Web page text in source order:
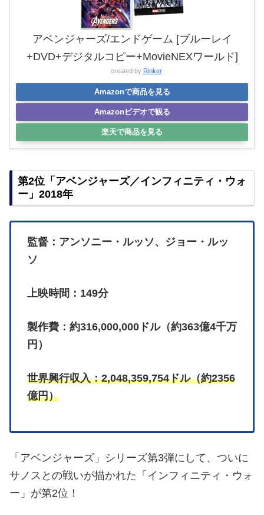
アベンジャーズ/エンドゲーム [ブルーレイ
+DVD+デジタルコピー+MovieNEXワールド]
created by Rinker
Amazonで商品を見る
Amazonビデオで観る
楽天で商品を見る
第2位「アベンジャーズ／インフィニティ・ウォ
ー」2018年
監督：アンソニー・ルッソ、ジョー・ルッ
ソ
上映時間：149分
製作費：約316,000,000ドル（約363億4千万
円）
世界興行収入：2,048,359,754ドル（約2356
億円）
「アベンジャーズ」シリーズ第3弾にして、ついに
サノスとの戦いが描かれた「インフィニティ・ウォ
ー」が第2位！